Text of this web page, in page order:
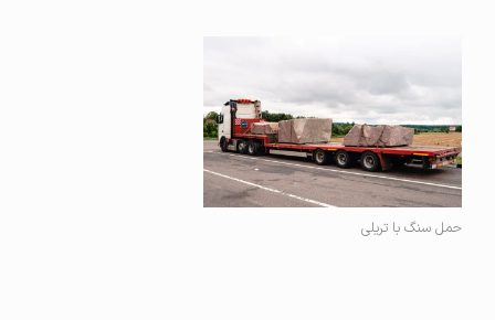
حمل سنگ با تریلی